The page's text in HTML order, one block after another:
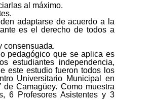
al máximo.
adaptarse de acuerdo a la
es el derecho de todos a
consensuada.
pedagógico que se aplica es
estudiantes independencia,
este estudio fueron todos los
Universitario Municipal en
Camagüey. Como muestra
6 Profesores Asistentes y 3